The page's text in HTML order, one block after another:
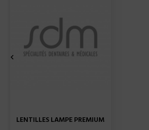
LENTILLES LAMPE PREMIUM
